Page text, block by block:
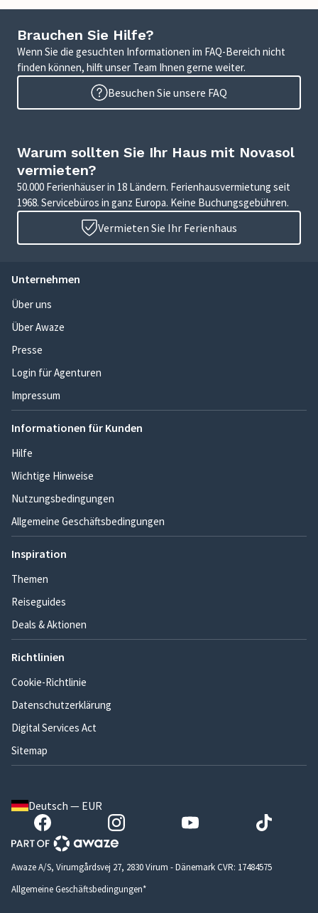
Brauchen Sie Hilfe?
Wenn Sie die gesuchten Informationen im FAQ-Bereich nicht
finden können, hilft unser Team Ihnen gerne weiter.
Besuchen Sie unsere FAQ
Warum sollten Sie Ihr Haus mit Novasol
vermieten?
50.000 Ferienhäuser in 18 Ländern. Ferienhausvermietung seit
1968. Servicebüros in ganz Europa. Keine Buchungsgebühren.
Vermieten Sie Ihr Ferienhaus
Unternehmen
Über uns
Über Awaze
Presse
Login für Agenturen
Impressum
Informationen für Kunden
Hilfe
Wichtige Hinweise
Nutzungsbedingungen
Allgemeine Geschäftsbedingungen
Inspiration
Themen
Reiseguides
Deals & Aktionen
Richtlinien
Cookie-Richtlinie
Datenschutzerklärung
Digital Services Act
Sitemap
Deutsch — EUR
Awaze A/S, Virumgårdsvej 27, 2830 Virum - Dänemark CVR: 17484575
Allgemeine Geschäftsbedingungen*